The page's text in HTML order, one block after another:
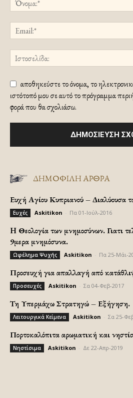
αποθηκεύστε το όνομα, το
ιστότοπό μου σε αυτό το πρόγραμμα
φορά που θα σχολιάσω.
ΔΗΜΟΦΙΛΗ ΑΡΘΡΑ
Ευχή Αγίου Κυπριανού – Διαλύουσα
Ευχές Askitikon Πα 01-Ιούλ-2016
H Θεολογία των μνημοσύνων. Γιατι
9μερα μνημόσυνα.
Ωφέλημα Ψυχής Askitikon Πα 25-Μάι-
Προσευχή για απαλλαγή από
Προσευχές Askitikon Σα 04-Φεβ-2017
Τη Υπερμάχω Στρατηγώ – Εξήγηση.
Λειτουργικά Κείμενα Askitikon Σα 25-
Πορτοκαλόπιτα αρωματική και
Νηστίσιμα Askitikon Δε 22-Απρ-2019